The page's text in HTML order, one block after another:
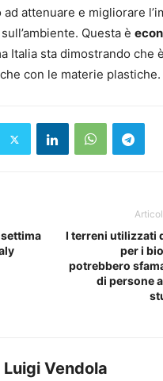
attenuare e migliorare
Questa è
Italia sta dimostrando che
con le materie plastiche.
settima
I terreni utilizzati
per i
potrebbero
di persone
Luigi Vendola